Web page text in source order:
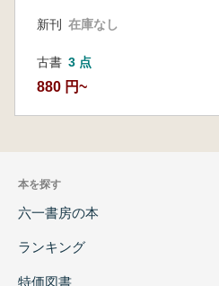
新刊 在庫なし
古書 3 点
880 円~
本を探す
六一書房の本
ランキング
特価図書